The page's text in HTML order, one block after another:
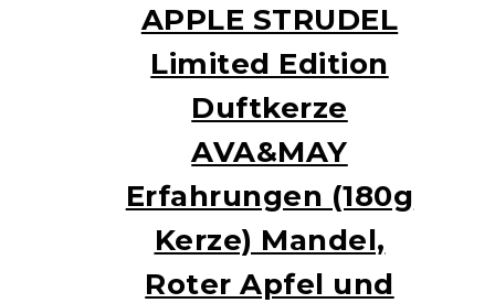
APPLE STRUDEL
Limited Edition
Duftkerze
AVA&MAY
Erfahrungen (180g
Kerze) Mandel,
Roter Apfel und